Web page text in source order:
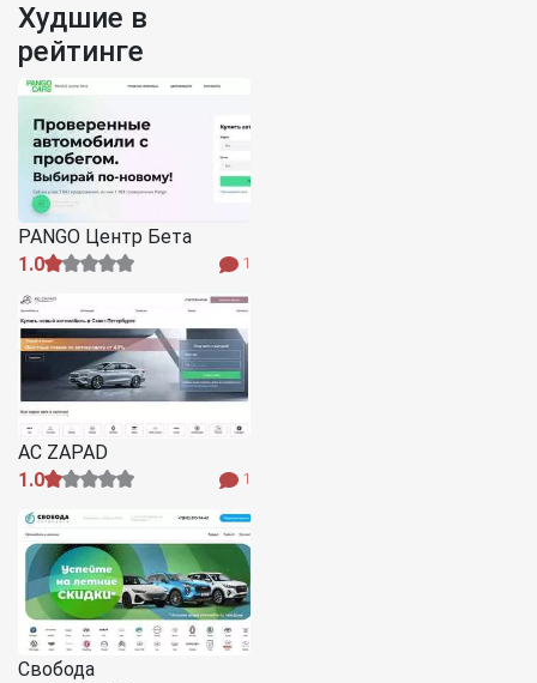
Худшие в
рейтинге
PANGO Центр Бета
1.0
1
AC ZAPAD
1.0
1
Свобода